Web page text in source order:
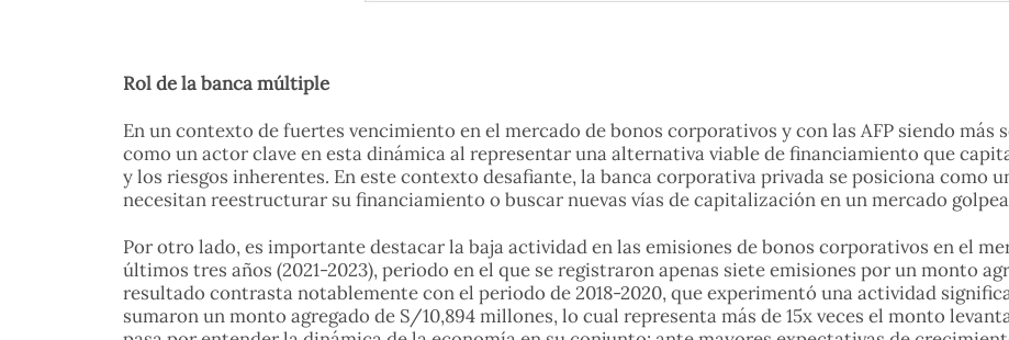
Rol de la banca múltiple
En un contexto de fuertes vencimiento en el mercado de bonos corporativos y con las AFP siendo más
como un actor clave en esta dinámica al representar una alternativa viable de financiamiento que
y los riesgos inherentes. En este contexto desafiante, la banca corporativa privada se posiciona como
necesitan reestructurar su financiamiento o buscar nuevas vías de capitalización en un mercado
Por otro lado, es importante destacar la baja actividad en las emisiones de bonos corporativos en el
últimos tres años (2021-2023), periodo en el que se registraron apenas siete emisiones por un monto
resultado contrasta notablemente con el periodo de 2018-2020, que experimentó una actividad
sumaron un monto agregado de S/10,894 millones, lo cual representa más de 15x veces el monto